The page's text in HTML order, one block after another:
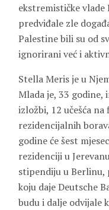
ekstremističke vlade
predviđale zle
Palestine bili su od
ignorirani već i
Stella Meris je u
Mlada je, 33
izložbi, 12 učešća
rezidencijalnih
godine će šest
rezidenciji u
stipendiju u
koju daje Deutsche
budu i dalje odvijale